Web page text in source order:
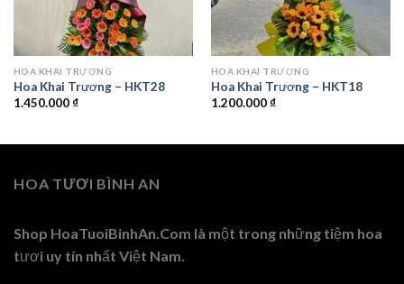
HOA KHAI TRƯƠNG
Hoa Khai Trương – HKT28
1.450.000₫
HOA KHAI TRƯƠNG
Hoa Khai Trương – HKT18
1.200.000₫
₫.
HOA TƯƠI BÌNH AN
Shop HoaTuoiBinhAn.Com là một trong những tiệm hoa
tươi uy tín nhất Việt Nam.